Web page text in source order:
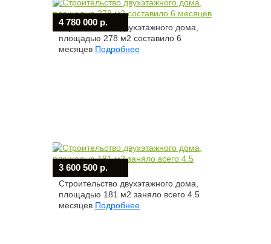
4 780 000 р.
Строительство двухэтажного дома,
площадью 278 м2 составило 6
месяцев Подробнее
3 600 500 р.
Строительство двухэтажного дома,
площадью 181 м2 заняло всего 4.5
месяцев Подробнее